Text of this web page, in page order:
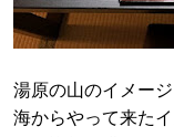
湯原の山のイメー
海からやって来た